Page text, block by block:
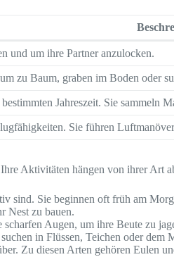
und um ihre Partner anzulocken.
zu Baum, graben im Boden oder
Jahreszeit. Sie sammeln
Sie führen
Aktivitäten hängen von ihrer Art
sind. Sie beginnen oft früh am
Nest zu bauen.
Augen, um ihre Beute zu
in Flüssen, Teichen oder dem
Zu diesen Arten gehören Eulen